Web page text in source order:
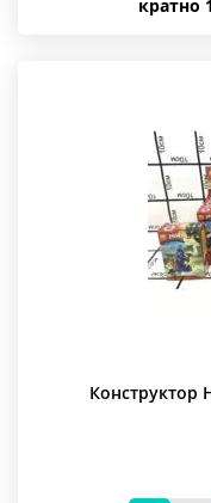
кратно
Конструктор